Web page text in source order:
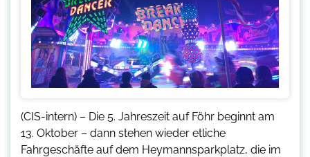
(CIS-intern) – Die 5. Jahreszeit auf Föhr beginnt am
13. Oktober – dann stehen wieder etliche
Fahrgeschäfte auf dem Heymannsparkplatz, die im